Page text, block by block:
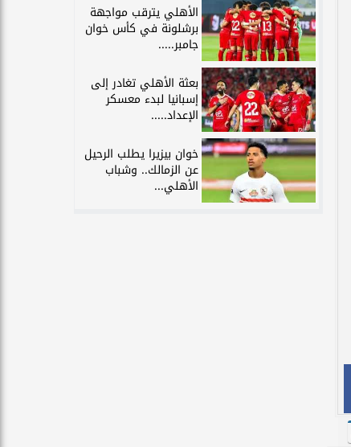
الأهلي يترقب مواجهة
برشلونة في كأس خوان
جامبر.....
بعثة الأهلي تغادر إلى
إسبانيا لبدء معسكر
الإعداد.....
خوان بيزيرا يطلب الرحيل
عن الزمالك.. وشباب
الأهلي...